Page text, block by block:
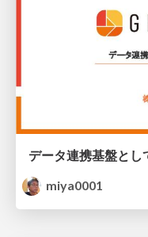
データ連携基盤とし
miya0001